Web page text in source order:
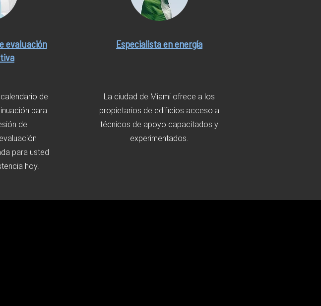
evaluación
de
para
de
para usted
hoy.
Especialista en energía
La ciudad de Miami ofrece a los
propietarios de edificios acceso a
técnicos de apoyo capacitados y
experimentados.